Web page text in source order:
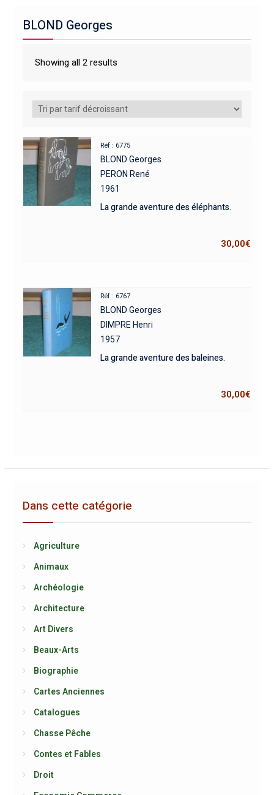
BLOND Georges
Showing all 2 results
Réf : 6775
BLOND Georges
PERON René
1961
La grande aventure des éléphants.
30,00€
Réf : 6767
BLOND Georges
DIMPRE Henri
1957
La grande aventure des baleines.
30,00€
Dans cette catégorie
Agriculture
Animaux
Archéologie
Architecture
Art Divers
Beaux-Arts
Biographie
Cartes Anciennes
Catalogues
Chasse Pêche
Contes et Fables
Droit